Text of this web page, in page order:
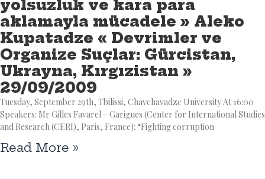
yolsuzluk ve kara para
aklamayla mücadele » Aleko
Kupatadze « Devrimler ve
Organize Suçlar: Gürcistan,
Ukrayna, Kırgızistan »
29/09/2009
Tuesday, September 29th, Tbilissi, Chavchavadze University At 16:00
Speakers: Mr Gilles Favarel – Garigues (Center for International Studies
and Research (CERI), Paris, France): “Fighting corruption
Read More »